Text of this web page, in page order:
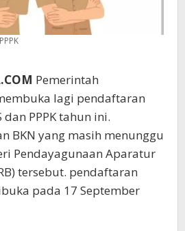
Pemerintah
lagi pendaftaran
dan PPPK tahun ini.
BKN yang masih menunggu
Pendayagunaan Aparatur
tersebut. pendaftaran
pada 17 September